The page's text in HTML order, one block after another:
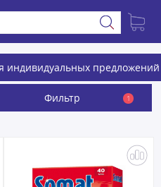
индивидуальных предложений
машин
Фильтр 1